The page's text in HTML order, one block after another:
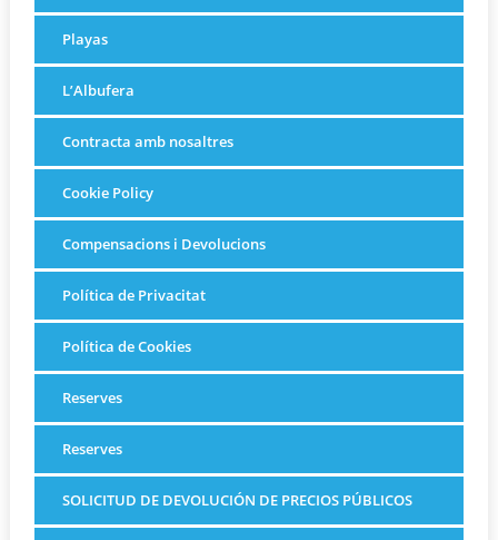
Playas
L’Albufera
Contracta amb nosaltres
Cookie Policy
Compensacions i Devolucions
Política de Privacitat
Política de Cookies
Reserves
Reserves
SOLICITUD DE DEVOLUCIÓN DE PRECIOS PÚBLICOS